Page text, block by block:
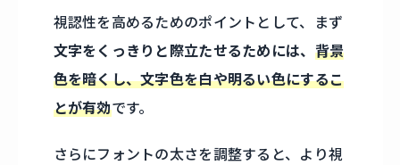
視認性を高めるためのポイントとして、まず
文字をくっきりと際立たせるためには、 背景
色を暗くし、文字色を白や明るい色にするこ
とが有効です。
さらにフォントの太さを調整すると、より視